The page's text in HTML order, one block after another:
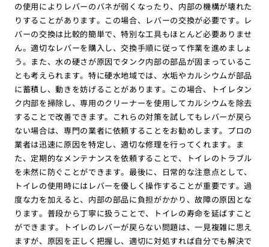
の使用によりレバーのバネが弱くなったり、内部の機構が壊れた
りすることがあります。この場合、レバーの交換が必要です。レ
バーの交換は比較的簡単で、特別な工具もほとんど必要ありませ
ん。適切なレバーを購入し、交換手順に従って作業を進めましょ
う。また、水の硬さが原因でタンク内部の部品が固まっているこ
とも考えられます。特に硬水地域では、水垢やカルシウムが部品
に蓄積し、動きを妨げることがあります。この場合、トイレタン
ク内部を掃除し、専用のクリーナーを使用してカルシウムを除去
することで改善できます。これらの対策を試してもレバーが戻ら
ない場合は、専門の業者に依頼することをお勧めします。プロの
業者は迅速に原因を特定し、適切な修理を行ってくれます。ま
た、定期的なメンテナンスを依頼することで、トイレのトラブル
を未然に防ぐことができます。最後に、日常的な注意点として、
トイレの使用時にはレバーを優しく操作することが重要です。過
度な力を加えると、内部の部品に負担がかかり、故障の原因とな
ります。普段から丁寧に扱うことで、トイレの寿命を延ばすこと
ができます。トイレのレバーが戻らない問題は、一見複雑に思え
ますが、原因を正しく把握し、適切に対処すれば自分でも解決で